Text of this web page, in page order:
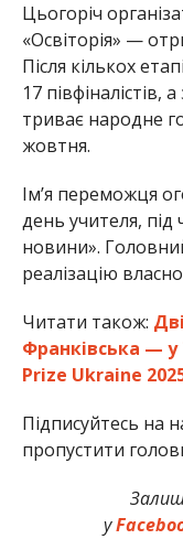
Цьогоріч
«Освіторія» —
Після кількох
17 півфіналістів,
триває народне
жовтня.
Ім’я переможця
день учителя, під
новини».
реалізацію
Читати також:
Франківська — у
Prize Ukraine
Підписуйтесь на
пропустити
у